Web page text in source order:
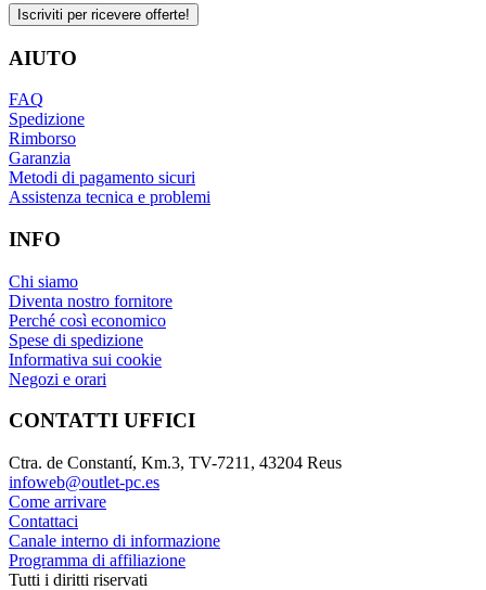
Iscriviti per ricevere offerte!
AIUTO
FAQ
Spedizione
Rimborso
Garanzia
Metodi di pagamento sicuri
Assistenza tecnica e problemi
INFO
Chi siamo
Diventa nostro fornitore
Perché così economico
Spese di spedizione
Informativa sui cookie
Negozi e orari
CONTATTI UFFICI
Ctra. de Constantí, Km.3, TV-7211, 43204 Reus
infoweb@outlet-pc.es
Come arrivare
Contattaci
Canale interno di informazione
Programma di affiliazione
Tutti i diritti riservati